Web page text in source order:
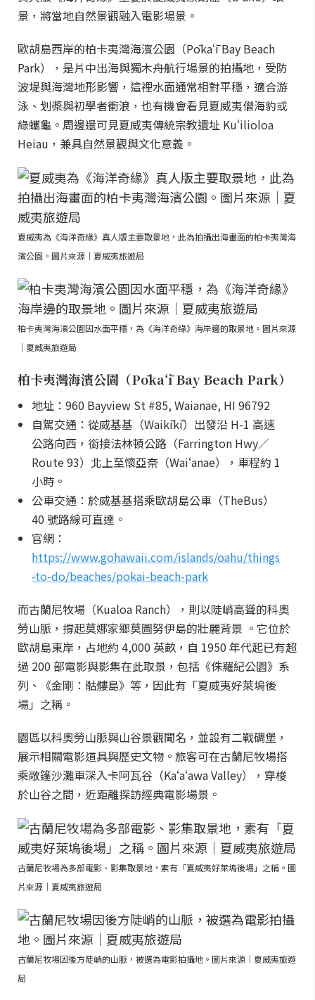
景，將當地自然景觀融入電影場景。
歐胡島西岸的柏卡夷灣海濱公園（Pōkaʻī Bay Beach
Park），是片中出海與獨木舟航行場景的拍攝地，受防
波堤與海灣地形影響，這裡水面通常相對平穩，適合游
泳、划槳與初學者衝浪，也有機會看見夏威夷僧海豹或
綠蠵龜。周邊還可見夏威夷傳統宗教遺址 Kuʻilioloa
Heiau，兼具自然景觀與文化意義。
夏威夷為《海洋奇緣》真人版主要取景地，此為拍攝出海畫面的柏卡夷灣海
濱公園。圖片來源｜夏威夷旅遊局
柏卡夷灣海濱公園因水面平穩，為《海洋奇緣》海岸邊的取景地。圖片來源
｜夏威夷旅遊局
柏卡夷灣海濱公園（Pōkaʻī Bay Beach Park）
地址：960 Bayview St #85, Waianae, HI 96792
自駕交通：從威基基（Waikīkī）出發沿 H-1 高速
公路向西，銜接法林頓公路（Farrington Hwy／
Route 93）北上至懷亞奈（Waiʻanae），車程約 1
小時。
公車交通：於威基基搭乘歐胡島公車（TheBus）
40 號路線可直達。
官網：
https://www.gohawaii.com/islands/oahu/things
-to-do/beaches/pokai-beach-park
而古蘭尼牧場（Kualoa Ranch），則以陡峭高聳的科奧
勞山脈，撐起莫娜家鄉莫圖努伊島的壯麗背景 。它位於
歐胡島東岸，占地約 4,000 英畝，自 1950 年代起已有超
過 200 部電影與影集在此取景，包括《侏羅紀公園》系
列、《金剛：骷髏島》等，因此有「夏威夷好萊塢後
場」之稱。
園區以科奧勞山脈與山谷景觀聞名，並設有二戰碉堡，
展示相關電影道具與歷史文物。旅客可在古蘭尼牧場搭
乘敞篷沙灘車深入卡阿瓦谷（Kaʻaʻawa Valley），穿梭
於山谷之間，近距離探訪經典電影場景。
古蘭尼牧場為多部電影、影集取景地，素有「夏威夷好萊塢後場」之稱。圖
片來源｜夏威夷旅遊局
古蘭尼牧場因後方陡峭的山脈，被選為電影拍攝地。圖片來源｜夏威夷旅遊
局